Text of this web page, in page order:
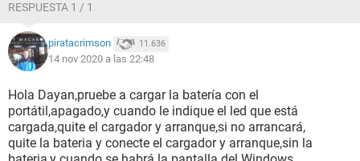
RESPUESTA 1 / 1
piratacrimson 11.636
14 nov 2020 a las 22:48
Hola Dayan,pruebe a cargar la batería con el
portátil,apagado,y cuando le indique el led que está
cargada,quite el cargador y arranque,si no arrancará,
quite la bateria y conecte el cargador y arranque,sin la